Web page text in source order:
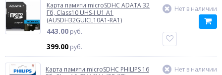
Карта памяти microSDHC ADATA 32
Гб, Class10 UHS-I U1 A1
(AUSDH32GUICL10A1-RA1)
443.00 руб.
399.00 руб.
Нет в наличии
Карта памяти microSDHC PHILIPS 16
Нет в наличии